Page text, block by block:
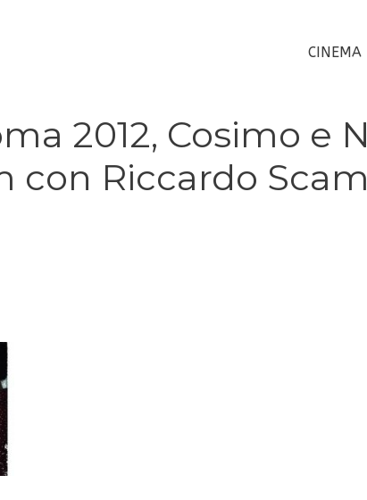
CINEMA
2012, Cosimo e
con Riccardo